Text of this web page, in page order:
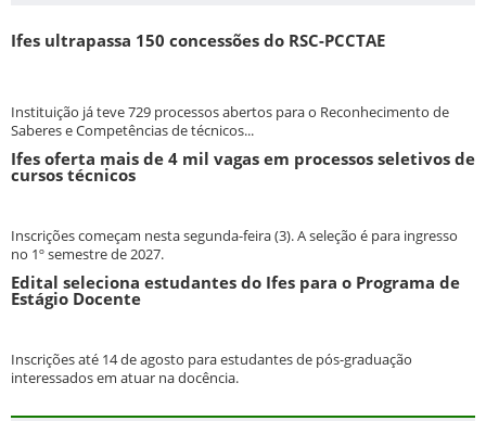
Ifes ultrapassa 150 concessões do RSC-PCCTAE
Instituição já teve 729 processos abertos para o Reconhecimento de
Saberes e Competências de técnicos...
Ifes oferta mais de 4 mil vagas em processos seletivos de
cursos técnicos
Inscrições começam nesta segunda-feira (3). A seleção é para ingresso
no 1º semestre de 2027.
Edital seleciona estudantes do Ifes para o Programa de
Estágio Docente
Inscrições até 14 de agosto para estudantes de pós-graduação
interessados em atuar na docência.